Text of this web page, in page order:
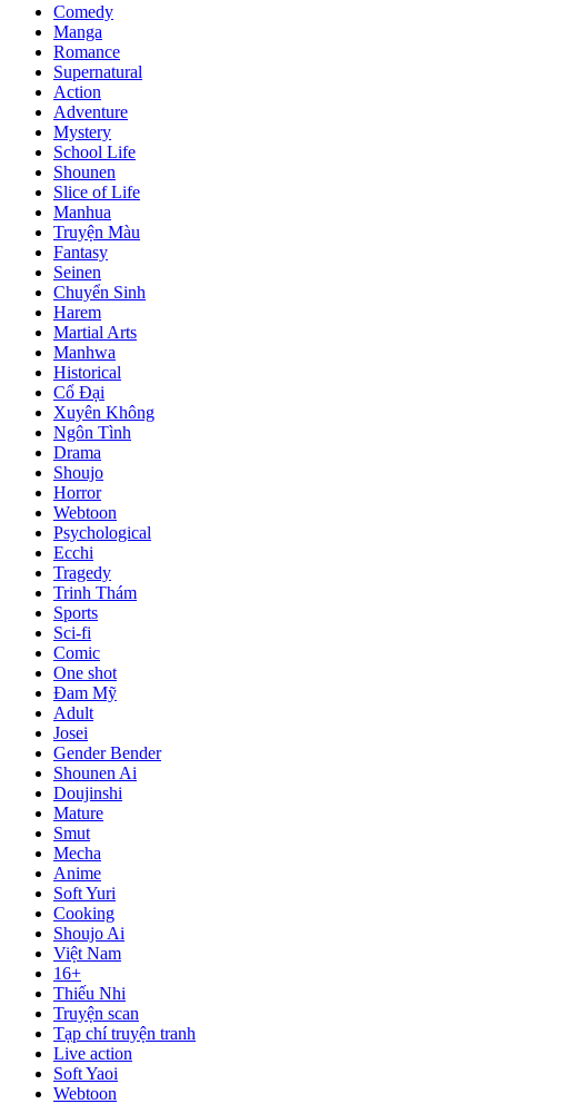
Comedy
Manga
Romance
Supernatural
Action
Adventure
Mystery
School Life
Shounen
Slice of Life
Manhua
Truyện Màu
Fantasy
Seinen
Chuyển Sinh
Harem
Martial Arts
Manhwa
Historical
Cổ Đại
Xuyên Không
Ngôn Tình
Drama
Shoujo
Horror
Webtoon
Psychological
Ecchi
Tragedy
Trinh Thám
Sports
Sci-fi
Comic
One shot
Đam Mỹ
Adult
Josei
Gender Bender
Shounen Ai
Doujinshi
Mature
Smut
Mecha
Anime
Soft Yuri
Cooking
Shoujo Ai
Việt Nam
16+
Thiếu Nhi
Truyện scan
Tạp chí truyện tranh
Live action
Soft Yaoi
Webtoon